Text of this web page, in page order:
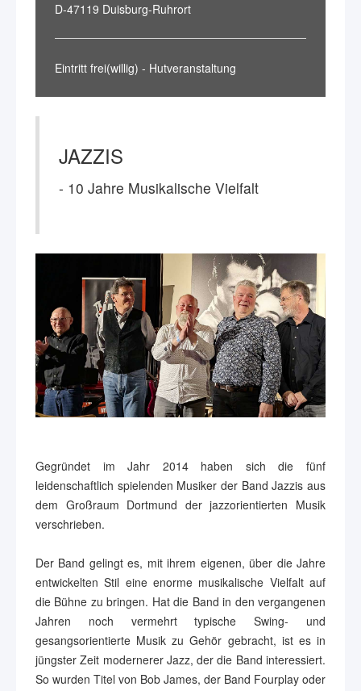
D-47119 Duisburg-Ruhrort
Eintritt frei(willig) - Hutveranstaltung
JAZZIS
- 10 Jahre Musikalische Vielfalt
Gegründet im Jahr 2014 haben sich die fünf
leidenschaftlich spielenden Musiker der Band Jazzis aus
dem Großraum Dortmund der jazzorientierten Musik
verschrieben.
Der Band gelingt es, mit ihrem eigenen, über die Jahre
entwickelten Stil eine enorme musikalische Vielfalt auf
die Bühne zu bringen. Hat die Band in den vergangenen
Jahren noch vermehrt typische Swing- und
gesangsorientierte Musik zu Gehör gebracht, ist es in
jüngster Zeit modernerer Jazz, der die Band interessiert.
So wurden Titel von Bob James, der Band Fourplay oder